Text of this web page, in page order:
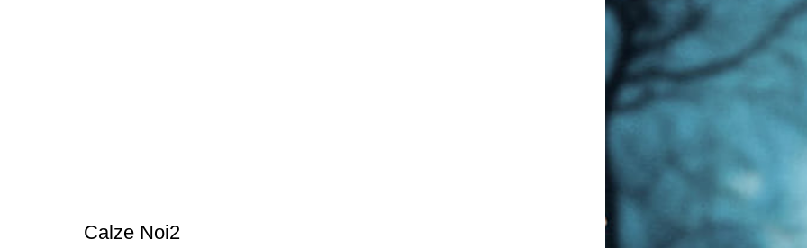
Calze Noi2